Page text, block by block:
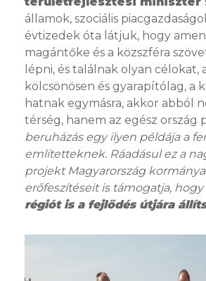
államok, szociális
évtizedek óta látjuk, hogy
magántőke és a közszféra
lépni, és találnak olyan célokat,
kölcsönösen és gyarapítólag, a
hatnak egymásra, akkor abból
térség, hanem az egész ország
beruházás egy ilyen példája a
említetteknek. Ráadásul ez a
projekt Magyarország
erőfeszítéseit is támogatja, hogy
régiót is a fejlődés útjára